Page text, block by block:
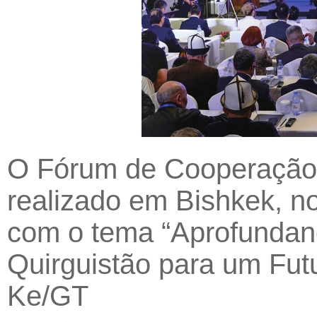
O Fórum de
realizado em Bishkek,
com o tema
Quirguistão para um
Ke/GT